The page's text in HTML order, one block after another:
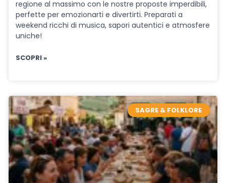
regione al massimo con le nostre proposte imperdibili,
perfette per emozionarti e divertirti. Preparati a
weekend ricchi di musica, sapori autentici e atmosfere
uniche!
SCOPRI »
SAGRE & FOLKLORE